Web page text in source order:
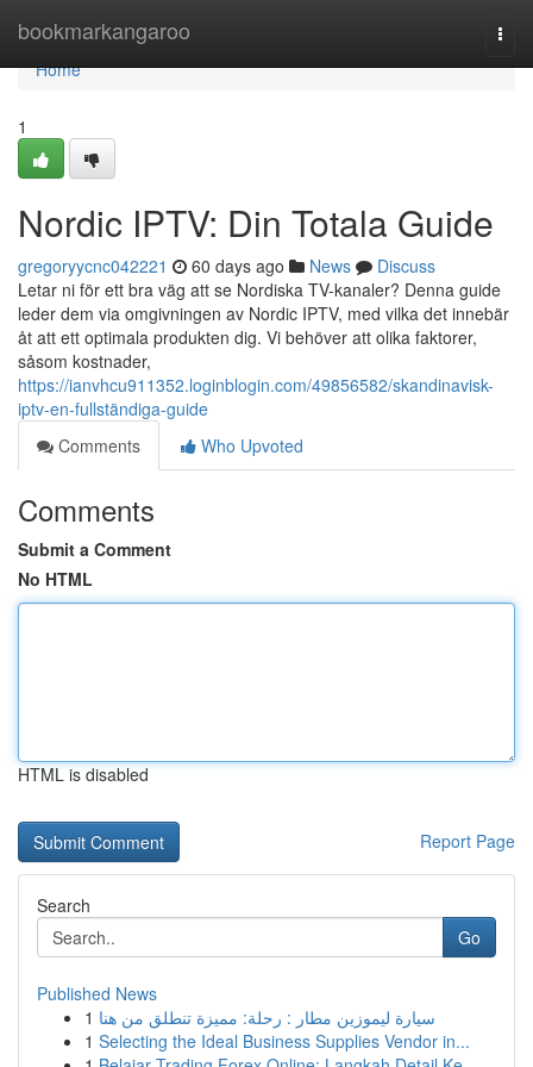
bookmarkangaroo
Home
Home
1
Nordic IPTV: Din Totala Guide
gregoryycnc042221 60 days ago News
Discuss
Letar ni för ett bra väg att se Nordiska TV-kanaler? Denna guide
leder dem via omgivningen av Nordic IPTV, med vilka det innebär
åt att ett optimala produkten dig. Vi behöver att olika faktorer,
såsom kostnader,
https://ianvhcu911352.loginblogin.com/49856582/skandinavisk-
iptv-en-fullständiga-guide
Comments
Who Upvoted
Comments
Submit a Comment
No HTML
HTML is disabled
Report Page
Search
Go
Published News
1 سيارة ليموزين مطار : رحلة: مميزة تنطلق من هنا
1 Selecting the Ideal Business Supplies Vendor in...